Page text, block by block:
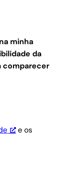
minha
da
comparecer
e os